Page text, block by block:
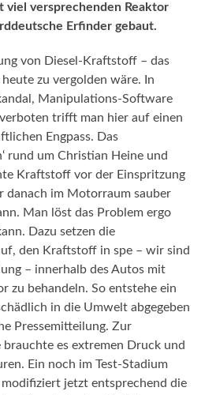
viel versprechenden Reaktor
Erfinder gebaut.
von Diesel-Kraftstoff – das
zu vergolden wäre. In
Manipulations-Software
trifft man hier auf einen
Engpass. Das
rund um Christian Heine und
Kraftstoff vor der Einspritzung
danach im Motorraum sauber
Man löst das Problem ergo
Dazu setzen die
den Kraftstoff in spe – wir sind
– innerhalb des Autos mit
zu behandeln. So entstehe ein
in die Umwelt abgegeben
Pressemitteilung. Zur
brauchte es extremen Druck und
Ein noch im Test-Stadium
jetzt entsprechend die